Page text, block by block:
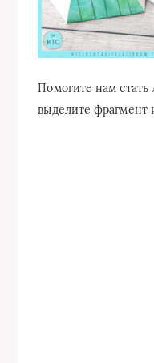
Помогите нам
выделите фрагмент